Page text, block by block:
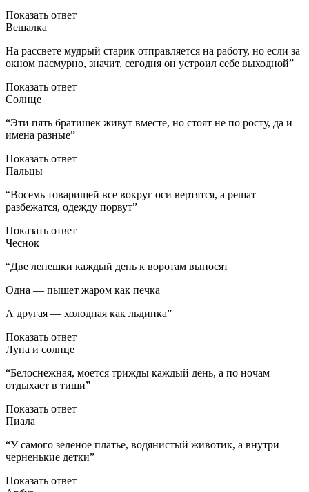
Показать ответ
Вешалка
На рассвете мудрый старик отправляется на работу, но если за
окном пасмурно, значит, сегодня он устроил себе выходной”
Показать ответ
Солнце
“Эти пять братишек живут вместе, но стоят не по росту, да и
имена разные”
Показать ответ
Пальцы
“Восемь товарищей все вокруг оси вертятся, а решат
разбежатся, одежду порвут”
Показать ответ
Чеснок
“Две лепешки каждый день к воротам выносят
Одна — пышет жаром как печка
А другая — холодная как льдинка”
Показать ответ
Луна и солнце
“Белоснежная, моется трижды каждый день, а по ночам
отдыхает в тиши”
Показать ответ
Пиала
“У самого зеленое платье, водянистый животик, а внутри —
черненькие детки”
Показать ответ